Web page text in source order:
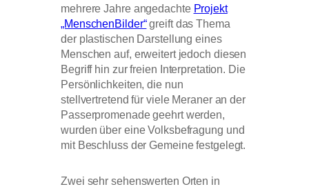
mehrere Jahre angedachte Projekt
„MenschenBilder“greift das Thema
der plastischen Darstellung eines
Menschen auf, erweitert jedoch diesen
Begriff hin zur freien Interpretation. Die
Persönlichkeiten, die nun
stellvertretend für viele Meraner an der
Passerpromenade geehrt werden,
wurden über eine Volksbefragung und
mit Beschluss der Gemeine festgelegt.
Zwei sehr sehenswerten Orten in